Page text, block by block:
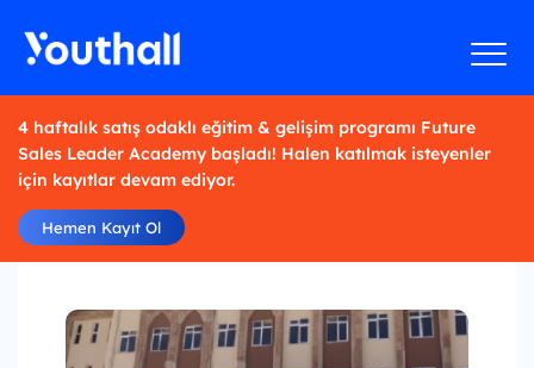
4 haftalık satış odaklı eğitim & gelişim programı Future
Sales Leader Academy başladı! Halen katılmak isteyenler
için kayıtlar devam ediyor.
Hemen Kayıt Ol